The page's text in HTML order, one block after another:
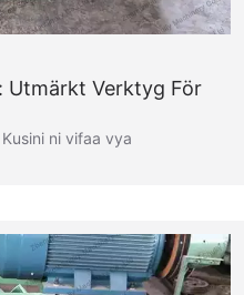
Utmärkt Verktyg För
ni vifaa vya